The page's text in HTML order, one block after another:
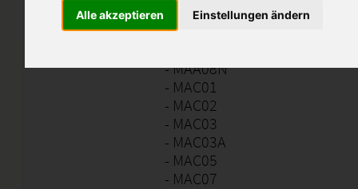
Alle akzeptieren Einstellungen ändern
- MAA01N
- MAA08N
- MAC01
- MAC02
- MAC03
- MAC03A
- MAC05
- MAC07